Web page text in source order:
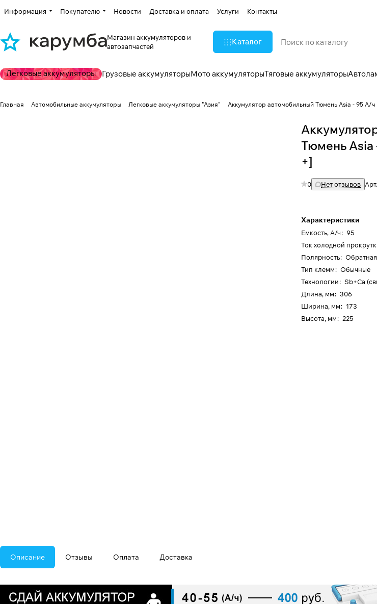
Информация Покупателю Новости Доставка и оплата Услуги Контакты
Магазин аккумуляторов и
автозапчастей
Каталог
Легковые аккумуляторы Грузовые аккумуляторыМото аккумуляторыТяговые аккумуляторы
Главная Автомобильные аккумуляторы Легковые аккумуляторы "Азия" Аккумулятор автомобильный Тюмень Asia - 95 А/ч
Тюмень Asia
+]
0 Нет отзывов
Характеристики
Емкость, А/ч: 95
Ток холодной
Полярность: Обратная
Тип клемм: Обычные
Технологии: Sb+Ca
Длина, мм: 306
Ширина, мм: 173
Высота, мм: 225
Описание Отзывы Оплата Доставка